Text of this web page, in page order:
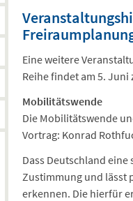
Sie sind hier
Eine weitere
Reihe findet am 5.
Mobilitätswende
Die Mobilitätswende
Vortrag: Konrad
Dass Deutschland
Zustimmung und lässt
erkennen. Die hierfür